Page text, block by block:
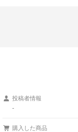
投稿者情報
-
購入した商品